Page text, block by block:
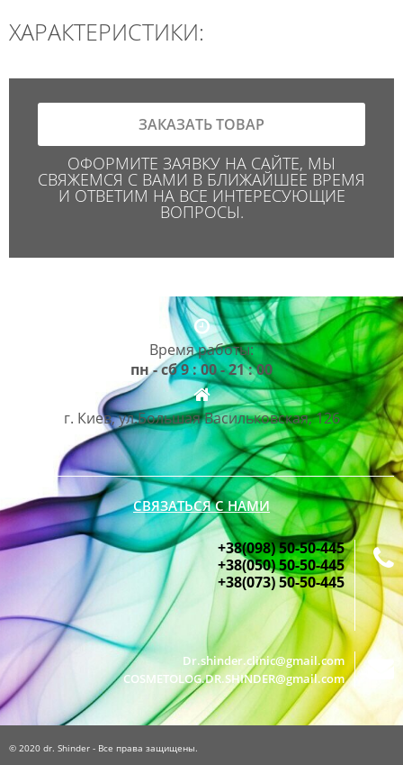
ХАРАКТЕРИСТИКИ:
ЗАКАЗАТЬ ТОВАР
ОФОРМИТЕ ЗАЯВКУ НА САЙТЕ, МЫ
СВЯЖЕМСЯ С ВАМИ В БЛИЖАЙШЕЕ ВРЕМЯ
И ОТВЕТИМ НА ВСЕ ИНТЕРЕСУЮЩИЕ
ВОПРОСЫ.
Время работы:
пн - сб 9 : 00 - 21 : 00
г. Киев, ул.Большая Васильковская, 126
СВЯЗАТЬСЯ С НАМИ
+38(098) 50-50-445
+38(050) 50-50-445
+38(073) 50-50-445
Dr.shinder.clinic@gmail.com
COSMETOLOG.DR.SHINDER@gmail.com
© 2020 dr. Shinder - Все права защищены.